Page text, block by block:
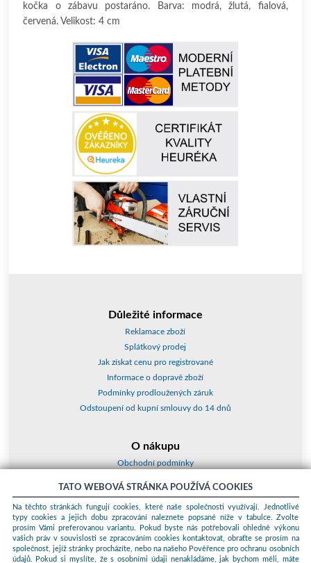
kočka o zábavu postaráno. Barva: modrá, žlutá, fialová,
červená. Velikost: 4 cm
Důležité informace
Reklamace zboží
Splátkový prodej
Jak získat cenu pro registrované
Informace o dopravě zboží
Podmínky prodloužených záruk
Odstoupení od kupní smlouvy do 14 dnů
O nákupu
Obchodní podmínky
Kontakty a adresy
Essox splátky
Podle zákona o evidenci tržeb je prodávající povinen vystavit kupujícímu
TATO WEBOVÁ STRÁNKA POUŽÍVÁ COOKIES
Na těchto stránkách fungují cookies, které naše společnosti využívají. Jednotlivé
typy cookies a jejich dobu zpracování naleznete popsané níže v tabulce. Zvolte
prosím Vámi preferovanou variantu. Pokud byste nás potřebovali ohledně výkonu
vašich práv v souvislosti se zpracováním cookies kontaktovat, obraťte se prosím na
společnost, jejíž stránky procházíte, nebo na našeho Pověřence pro ochranu osobních
údajů. Pokud si myslíte, že s osobními údaji nenakládáme, jak bychom měli, máte